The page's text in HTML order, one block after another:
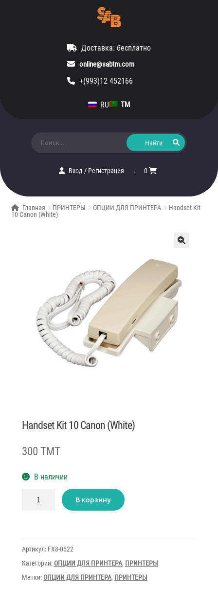
Доставка: бесплатно
online@sabtm.com
+(993)12 452166
RU TM
Вход/ Регистрация 0
Главная ПРИНТЕРЫ ОПЦИИ ДЛЯ ПРИНТЕРА
Handset Kit
10 Canon (White)
Handset Kit 10 Canon (White)
300 TMT
В наличии
Количество
товара
В корзину
Артикул: FX8-0522
Категории: ОПЦИИ ДЛЯ ПРИНТЕРА, ПРИНТЕРЫ
Метки: ОПЦИИ ДЛЯ ПРИНТЕРА, ПРИНТЕРЫ